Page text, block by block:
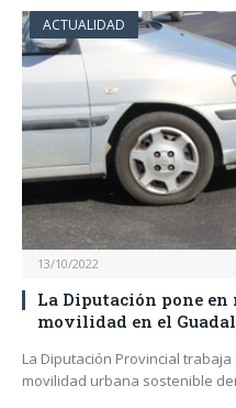
ACTUALIDAD
13/10/2022
La Diputación pone en
movilidad en el
La Diputación Provincial
movilidad urbana sostenible